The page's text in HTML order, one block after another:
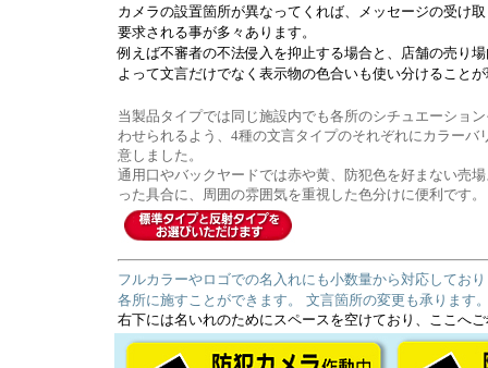
カメラの設置箇所が異なってくれば、メッセージの受け
要求される事が多々あります。
例えば不審者の不法侵入を抑止する場合と、店舗の売り
よって文言だけでなく表示物の色合いも使い分けること
当製品タイプでは同じ施設内でも各所のシチュエーショ
わせられるよう、4種の文言タイプのそれぞれにカラーバ
意しました。
通用口やバックヤードでは赤や黄、防犯色を好まない売
った具合に、周囲の雰囲気を重視した色分けに便利です。
フルカラーやロゴでの名入れにも小数量から対応してお
各所に施すことができます。
文言箇所の変更も承ります
右下には名いれのためにスペースを空けており、ここへ